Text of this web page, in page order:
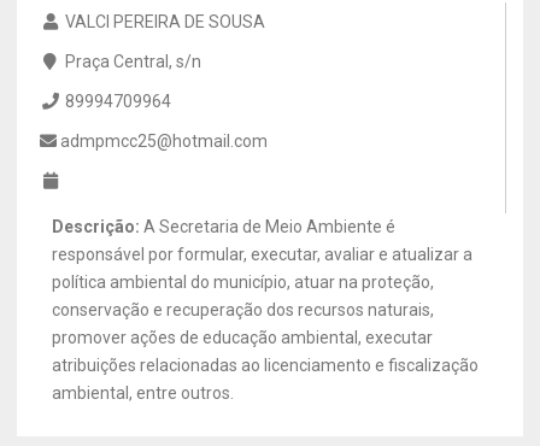
VALCI PEREIRA DE SOUSA
Praça Central, s/n
89994709964
admpmcc25@hotmail.com
Descrição: A Secretaria de Meio Ambiente é
responsável por formular, executar, avaliar e atualizar a
política ambiental do município, atuar na proteção,
conservação e recuperação dos recursos naturais,
promover ações de educação ambiental, executar
atribuições relacionadas ao licenciamento e fiscalização
ambiental, entre outros.